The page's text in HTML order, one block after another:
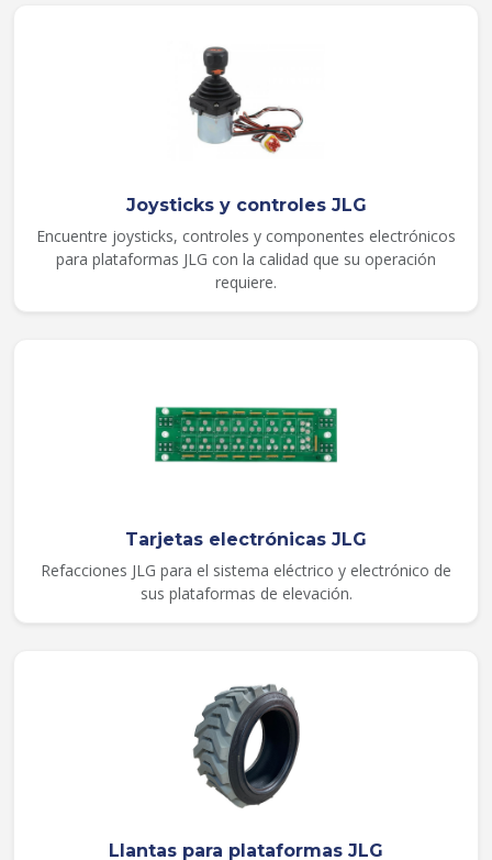
Joysticks y controles JLG
Encuentre joysticks, controles y componentes electrónicos
para plataformas JLG con la calidad que su operación
requiere.
Tarjetas electrónicas JLG
Refacciones JLG para el sistema eléctrico y electrónico de
sus plataformas de elevación.
Llantas para plataformas JLG